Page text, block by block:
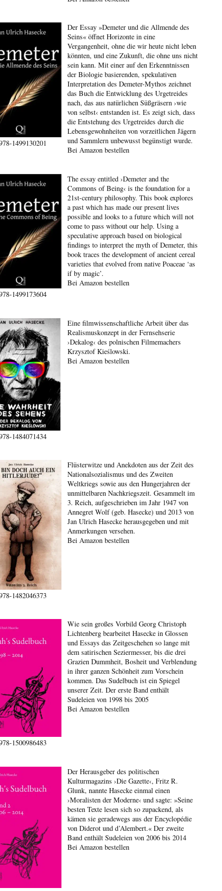
1499130201
Der Essay »Demeter und die Allmende des
Seins« öffnet Horizonte in eine
Vergangenheit, ohne die wir heute nicht leben
könnten, und eine Zukunft, die ohne uns nicht
sein kann. Mit einer auf den Erkenntnissen
der Biologie basierenden, spekulativen
Interpretation des Demeter-Mythos zeichnet
das Buch die Entwicklung des Urgetreides
nach, das aus natürlichen Süßgräsern ›wie
von selbst‹ entstanden ist. Es zeigt sich, dass
die Entstehung des Urgetreides durch die
Lebensgewohnheiten von vorzeitlichen Jägern
und Sammlern unbewusst begünstigt wurde.
Bei Amazon bestellen
1499173604
The essay entitled ›Demeter and the
Commons of Being‹ is the foundation for a
21st-century philosophy. This book explores
a past which has made our present lives
possible and looks to a future which will not
come to pass without our help. Using a
speculative approach based on biological
findings to interpret the myth of Demeter, this
book traces the development of ancient cereal
varieties that evolved from native Poaceae ‘as
if by magic’.
Bei Amazon bestellen
1484071434
Eine filmwissenschaftliche Arbeit über das
Realismuskonzept in der Fernsehserie
›Dekalog‹ des polnischen Filmemachers
Krzysztof Kieślowski.
Bei Amazon bestellen
1482046373
Flüsterwitze und Anekdoten aus der Zeit des
Nationalsozialismus und des Zweiten
Weltkriegs sowie aus den Hungerjahren der
unmittelbaren Nachkriegszeit. Gesammelt im
3. Reich, aufgeschrieben im Jahr 1947 von
Annegret Wolf (geb. Hasecke) und 2013 von
Jan Ulrich Hasecke herausgegeben und mit
Anmerkungen versehen.
Bei Amazon bestellen
1500986483
Wie sein großes Vorbild Georg Christoph
Lichtenberg bearbeitet Hasecke in Glossen
und Essays das Zeitgeschehen so lange mit
dem satirischen Seziermesser, bis die drei
Grazien Dummheit, Bosheit und Verblendung
in ihrer ganzen Schönheit zum Vorschein
kommen. Das Sudelbuch ist ein Spiegel
unserer Zeit. Der erste Band enthält
Sudeleien von 1998 bis 2005
Bei Amazon bestellen
Der Herausgeber des politischen
Kulturmagazins ›Die Gazette‹, Fritz R.
Glunk, nannte Hasecke einmal einen
›Moralisten der Moderne‹ und sagte: »Seine
besten Texte lesen sich so zupackend, als
kämen sie geradewegs aus der Encyclopédie
von Diderot und d’Alembert.« Der zweite
Band enthält Sudeleien von 2006 bis 2014
Bei Amazon bestellen